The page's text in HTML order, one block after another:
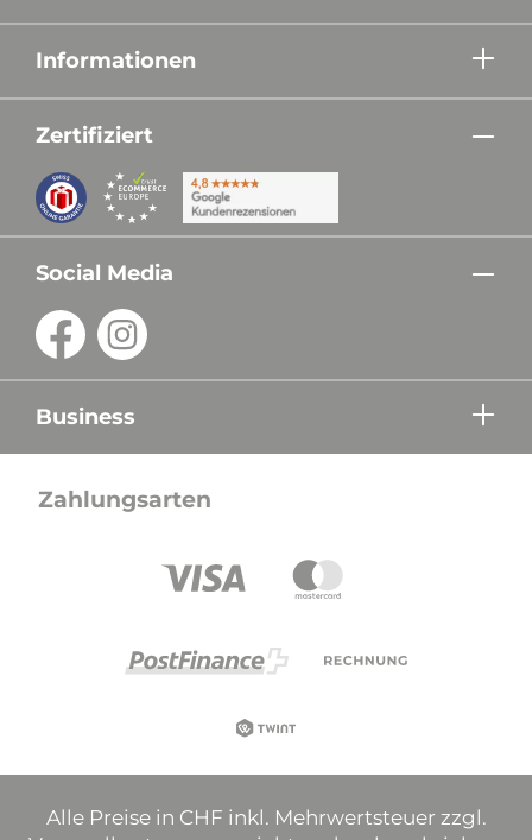
Informationen
Zertifiziert
Social Media
Business
Zahlungsarten
Alle Preise in CHF inkl. Mehrwertsteuer zzgl.